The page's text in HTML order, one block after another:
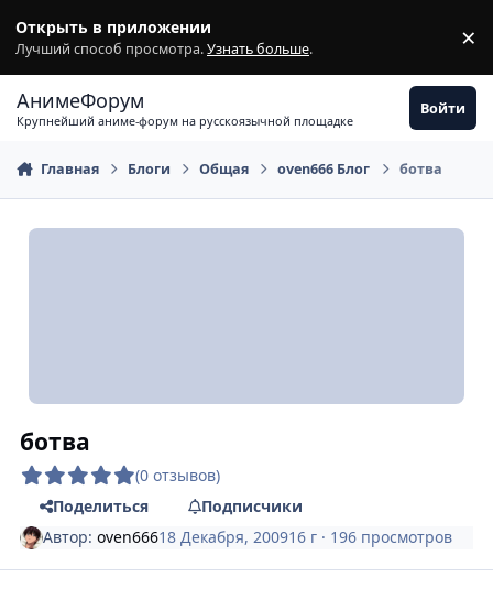
Открыть в приложении
Лучший способ просмотра.Узнать больше. ×
АнимеФорум
Крупнейший аниме-форум на русскоязычной площадке
Войти
Главная Блоги Общая oven666 Блог ботва
ботва
(0 отзывов)
Поделиться
Подписчики
Автор:oven66618 Декабря, 200916 г · 196 просмотров